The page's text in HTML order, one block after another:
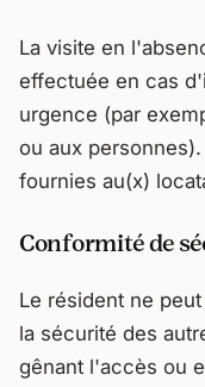
La visite en
effectuée en cas
urgence (par
ou aux
fournies au(x)
Conformité de
Le résident ne
la sécurité des
gênant l'accès ou